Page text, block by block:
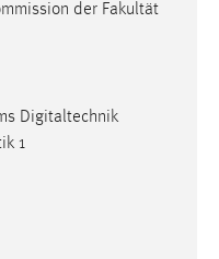
der Fakultät
Digitaltechnik
1